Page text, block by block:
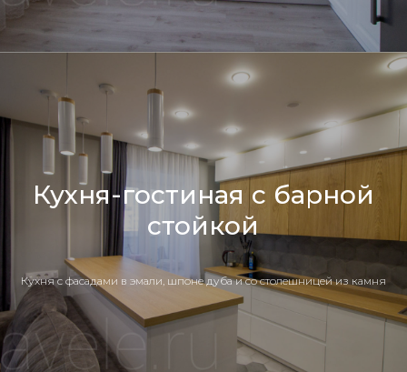
Кухня-гостиная с барной
стойкой
Кухня c фасадами в эмали, шпоне дуба и со столешницей из камня